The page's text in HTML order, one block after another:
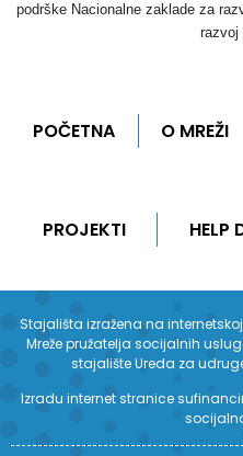
podrške Nacionalne zaklade za
razvoj
POČETNA O MREŽI
PROJEKTI HELP
Stajališta izražena na
Mreže pružatelja socijalnih
stajalište Ureda za
Izradu internet stranice